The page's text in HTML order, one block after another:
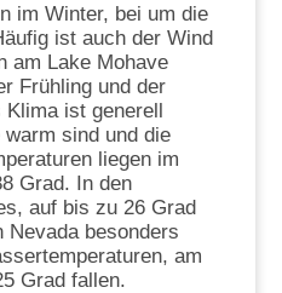
im Winter, bei um die
ist auch der Wind
am Lake Mohave
Frühling und der
ist generell
warm sind und die
liegen im
Grad. In den
auf bis zu 26 Grad
Nevada besonders
am
Grad fallen.